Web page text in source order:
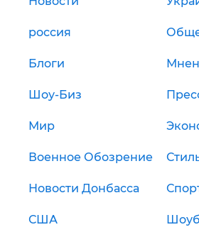
россия
Блоги
Шоу-Биз
Мир
Военное Обозрение
Новости Донбасса
США